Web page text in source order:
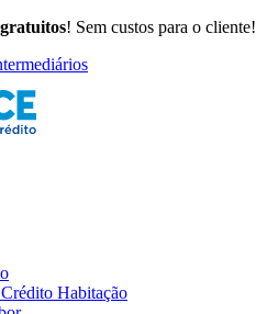
gratuitos! Sem custos para o cliente!
Habitação